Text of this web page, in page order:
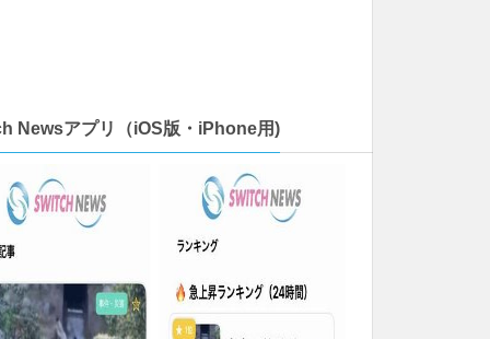
Newsアプリ（iOS版・iPhone用)